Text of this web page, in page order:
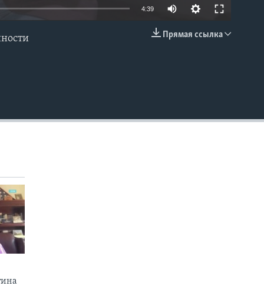
4:39
Прямая ссылка